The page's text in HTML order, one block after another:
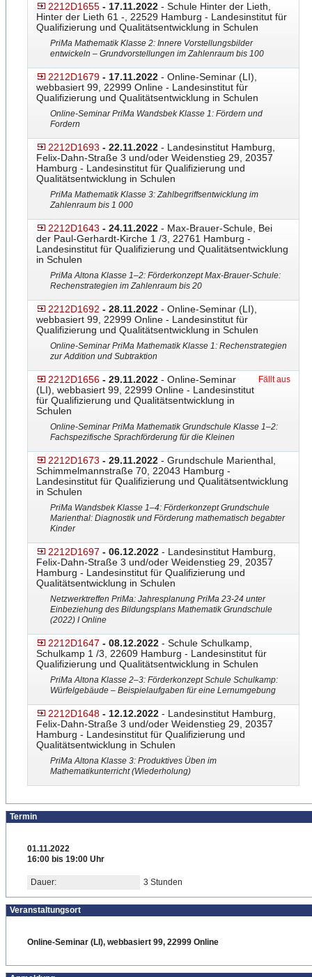
2212D1655 - 17.11.2022 - Schule Hinter der Lieth,
Hinter der Lieth 61 -, 22529 Hamburg - Landesinstitut für
Qualifizierung und Qualitätsentwicklung in Schulen
PriMa Mathematik Klasse 2: Innere Vorstellungsbilder
entwickeln – Grundvorstellungen im Zahlenraum bis 100
2212D1679 - 17.11.2022 - Online-Seminar (LI),
webbasiert 99, 22999 Online - Landesinstitut für
Qualifizierung und Qualitätsentwicklung in Schulen
Online-Seminar PriMa Wandsbek Klasse 1: Fördern und
Fordern
2212D1693 - 22.11.2022 - Landesinstitut Hamburg,
Felix-Dahn-Straße 3 und/oder Weidenstieg 29, 20357
Hamburg - Landesinstitut für Qualifizierung und
Qualitätsentwicklung in Schulen
PriMa Mathematik Klasse 3: Zahlbegriffsentwicklung im
Zahlenraum bis 1 000
2212D1643 - 24.11.2022 - Max-Brauer-Schule, Bei
der Paul-Gerhardt-Kirche 1 /3, 22761 Hamburg -
Landesinstitut für Qualifizierung und Qualitätsentwicklung
in Schulen
PriMa Altona Klasse 1–2: Förderkonzept Max-Brauer-Schule:
Rechens​trategien im Zahlenraum bis 20
2212D1692 - 28.11.2022 - Online-Seminar (LI),
webbasiert 99, 22999 Online - Landesinstitut für
Qualifizierung und Qualitätsentwicklung in Schulen
Online-Seminar PriMa Mathematik Klasse 1: Rechenstrategien
zur Addition und Subtraktion
2212D1656 - 29.11.2022 - Online-Seminar
(LI), webbasiert 99, 22999 Online - Landesinstitut
für Qualifizierung und Qualitätsentwicklung in
Schulen
Fällt aus
Online-Seminar PriMa Mathematik Grundschule Klasse 1–2:
Fachspezifische Sprachförderung für die Kleinen
2212D1673 - 29.11.2022 - Grundschule Marienthal,
Schimmelmannstraße 70, 22043 Hamburg -
Landesinstitut für Qualifizierung und Qualitätsentwicklung
in Schulen
PriMa Wandsbek Klasse 1–4: Förderkonzept Grundschule
Marienthal: Diagnostik und Förderung mathematisch begabter
Kinder
2212D1697 - 06.12.2022 - Landesinstitut Hamburg,
Felix-Dahn-Straße 3 und/oder Weidenstieg 29, 20357
Hamburg - Landesinstitut für Qualifizierung und
Qualitätsentwicklung in Schulen
Netzwerktreffen PriMa: Jahresplanung PriMa 23-24 unter
Einbeziehung des Bildungsplans Mathematik Grundschule
(2022) I Online
2212D1647 - 08.12.2022 - Schule Schulkamp,
Schulkamp 1 /3, 22609 Hamburg - Landesinstitut für
Qualifizierung und Qualitätsentwicklung in Schulen
PriMa Altona Klasse 2–3: Förderkonzept Schule Schulkamp:
Würfelgebäude – Beispielaufgaben für eine Lernumgebung
2212D1648 - 12.12.2022 - Landesinstitut Hamburg,
Felix-Dahn-Straße 3 und/oder Weidenstieg 29, 20357
Hamburg - Landesinstitut für Qualifizierung und
Qualitätsentwicklung in Schulen
PriMa Altona Klasse 3: Produktives Üben im
Mathematikunterricht (Wiederholung)
Termin
01.11.2022
16:00 bis 19:00 Uhr
Dauer: 3 Stunden
Veranstaltungsort
Online-Seminar (LI), webbasiert 99, 22999 Online